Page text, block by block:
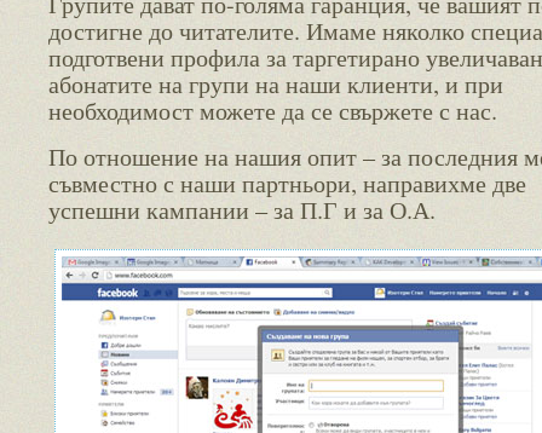
достигне до читателите. Имаме няколко
подготвени профила за таргетирано
абонатите на групи на наши клиенти, и при
необходимост можете да се свържете с нас.
По отношение на нашия опит – за последния
съвместно с наши партньори, направихме две
успешни кампании – за П.Г и за О.А.